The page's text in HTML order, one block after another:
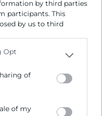
by third parties
participants. This
by us to third
uses one or more
and store information
visit or usage
or deny consent to
Google consent
Opt
of
of my
Comercio Dana para
de 26
por la riada del
Cámara
la adhesión
cupones.